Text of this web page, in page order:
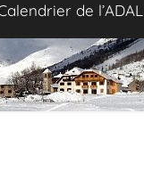
de l’ADAL